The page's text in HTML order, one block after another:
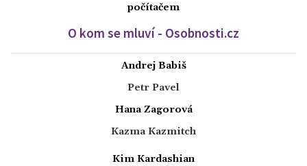
počítačem
O kom se mluví - Osobnosti.cz
Andrej Babiš
Petr Pavel
Hana Zagorová
Kazma Kazmitch
Kim Kardashian